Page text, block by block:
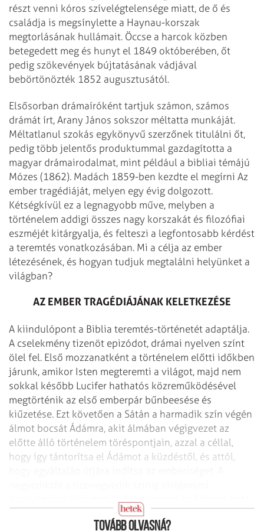
részt venni kóros szívelégtelensége miatt, de ő és
családja is megsínylette a Haynau-korszak
megtorlásának hullámait. Öccse a harcok közben
betegedett meg és hunyt el 1849 októberében, őt
pedig szökevények bújtatásának vádjával
bebörtönözték 1852 augusztusától.
Elsősorban drámaíróként tartjuk számon, számos
drámát írt, Arany János sokszor méltatta munkáját.
Méltatlanul szokás egykönyvű szerzőnek titulálni őt,
pedig több jelentős produktummal gazdagította a
magyar drámairodalmat, mint például a bibliai témájú
Mózes (1862). Madách 1859-ben kezdte el megírni Az
ember tragédiáját, melyen egy évig dolgozott.
Kétségkívül ez a legnagyobb műve, melyben a
történelem addigi összes nagy korszakát és filozófiai
eszméjét kitárgyalja, és felteszi a legfontosabb kérdést
a teremtés vonatkozásában. Mi a célja az ember
létezésének, és hogyan tudjuk megtalálni helyünket a
világban?
AZ EMBER TRAGÉDIÁJÁNAK KELETKEZÉSE
A kiindulópont a Biblia teremtés-történetét adaptálja.
A cselekmény tizenöt epizódot, drámai nyelven színt
ölel fel. Első mozzanatként a történelem előtti időkben
járunk, amikor Isten megteremti a világot, majd nem
sokkal később Lucifer hathatós közreműködésével
megtörténik az első emberpár bűnbeesése és
kiűzetése. Ezt követően a Sátán a harmadik szín végén
álmot bocsát Ádámra, akit álmában végigvezet az
előtte álló történelem töréspontjain, azzal a céllal,
hogy így tántorítsa el Ádámot a küzdéstől, és attól,
Tovább olvasná?